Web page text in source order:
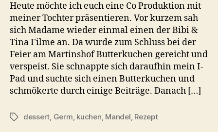
Heute möchte ich euch eine Co Produktion mit
meiner Tochter präsentieren. Vor kurzem sah
sich Madame wieder einmal einen der Bibi &
Tina Filme an. Da wurde zum Schluss bei der
Feier am Martinshof Butterkuchen gereicht und
verspeist. Sie schnappte sich daraufhin mein I-
Pad und suchte sich einen Butterkuchen und
schmökerte durch einige Beiträge. Danach […]
Schlagwörter
dessert, Germ, kuchen, Mandel, Rezept